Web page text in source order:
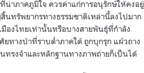
าภาคภูมิใจ ควรค่าแก่การอนุรักษ์ให้คงอยู่
ทรัพยากรทางธรรมชาติเหล่านี้ลงไปมาก
องไทยเท่านั้นหรือบางสายพันธุ์ที่กำลัง
ทางป่าที่ราบต่ำภาคใต้ ถูกบุกรุก แผ้วถาง
รงจำและหลักฐานทางภาพถ่ายก็เป็นได้